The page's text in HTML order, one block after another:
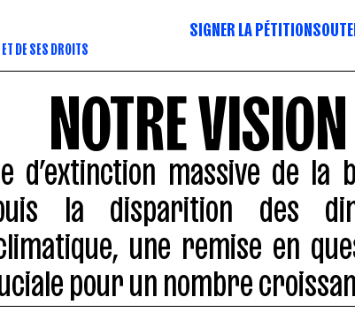
DE SES DROITS
SIGNER LA PÉTITION
NOTRE VISION
d’extinction massive de la
la disparition des
une remise en
pour un nombre